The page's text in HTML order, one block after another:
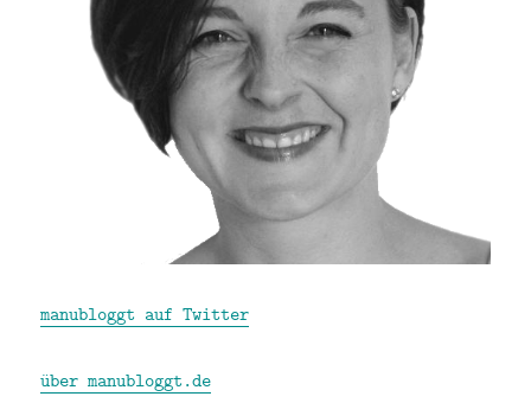
manubloggt auf Twitter
über manubloggt.de